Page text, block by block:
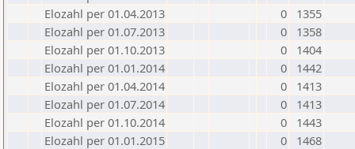
Elozahl per 01.04.2013
0
1355
Elozahl per 01.07.2013
0
1358
Elozahl per 01.10.2013
0
1404
Elozahl per 01.01.2014
0
1442
Elozahl per 01.04.2014
0
1413
Elozahl per 01.07.2014
0
1413
Elozahl per 01.10.2014
0
1443
Elozahl per 01.01.2015
0
1468